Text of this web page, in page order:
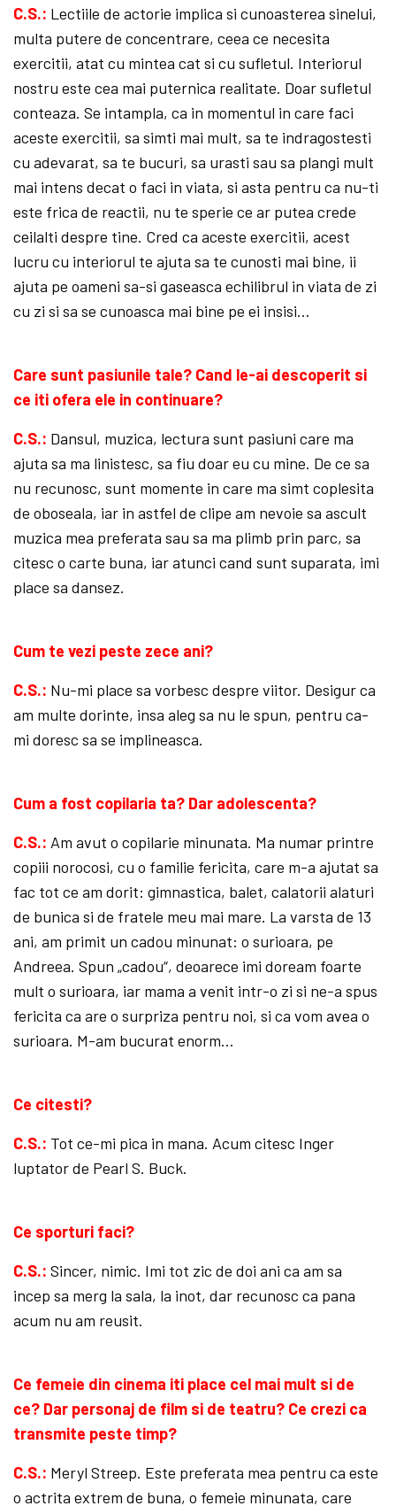
C.S.: Lectiile de actorie implica si cunoasterea sinelui,
multa putere de concentrare, ceea ce necesita
exercitii, atat cu mintea cat si cu sufletul. Interiorul
nostru este cea mai puternica realitate. Doar sufletul
conteaza. Se intampla, ca in momentul in care faci
aceste exercitii, sa simti mai mult, sa te indragostesti
cu adevarat, sa te bucuri, sa urasti sau sa plangi mult
mai intens decat o faci in viata, si asta pentru ca nu-ti
este frica de reactii, nu te sperie ce ar putea crede
ceilalti despre tine. Cred ca aceste exercitii, acest
lucru cu interiorul te ajuta sa te cunosti mai bine, ii
ajuta pe oameni sa-si gaseasca echilibrul in viata de zi
cu zi si sa se cunoasca mai bine pe ei insisi…
Care sunt pasiunile tale? Cand le-ai descoperit si
ce iti ofera ele in continuare?
C.S.: Dansul, muzica, lectura sunt pasiuni care ma
ajuta sa ma linistesc, sa fiu doar eu cu mine. De ce sa
nu recunosc, sunt momente in care ma simt coplesita
de oboseala, iar in astfel de clipe am nevoie sa ascult
muzica mea preferata sau sa ma plimb prin parc, sa
citesc o carte buna, iar atunci cand sunt suparata, imi
place sa dansez.
Cum te vezi peste zece ani?
C.S.: Nu-mi place sa vorbesc despre viitor. Desigur ca
am multe dorinte, insa aleg sa nu le spun, pentru ca-
mi doresc sa se implineasca.
Cum a fost copilaria ta? Dar adolescenta?
C.S.: Am avut o copilarie minunata. Ma numar printre
copiii norocosi, cu o familie fericita, care m-a ajutat sa
fac tot ce am dorit: gimnastica, balet, calatorii alaturi
de bunica si de fratele meu mai mare. La varsta de 13
ani, am primit un cadou minunat: o surioara, pe
Andreea. Spun „cadou“, deoarece imi doream foarte
mult o surioara, iar mama a venit intr-o zi si ne-a spus
fericita ca are o surpriza pentru noi, si ca vom avea o
surioara. M-am bucurat enorm…
Ce citesti?
C.S.: Tot ce-mi pica in mana. Acum citesc Inger
luptator de Pearl S. Buck.
Ce sporturi faci?
C.S.: Sincer, nimic. Imi tot zic de doi ani ca am sa
incep sa merg la sala, la inot, dar recunosc ca pana
acum nu am reusit.
Ce femeie din cinema iti place cel mai mult si de
ce? Dar personaj de film si de teatru? Ce crezi ca
transmite peste timp?
C.S.: Meryl Streep. Este preferata mea pentru ca este
o actrita extrem de buna, o femeie minunata, care